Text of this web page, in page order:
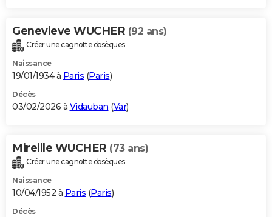
Bricolage
Lifestyle
Culture
Sport
Auto
Television
Voyage
Cinema
Genevieve WUCHER (92 ans)
Créer une cagnotte obsèques
Naissance
19/01/1934 à Paris (Paris)
Décès
03/02/2026 à Vidauban (Var)
Mireille WUCHER (73 ans)
Créer une cagnotte obsèques
Naissance
10/04/1952 à Paris (Paris)
Décès